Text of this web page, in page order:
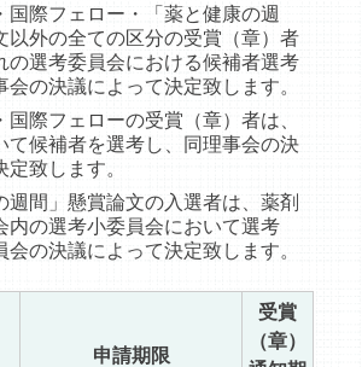
国際フェロー・「薬と健康の週
以外の全ての区分の受賞（章）者
の選考委員会における候補者選考
会の決議によって決定致します。
際フェローの受賞（章）者は、
て候補者を選考し、同理事会の決
致します。
週間」懸賞論文の入選者は、薬剤
内の選考小委員会において選考
会の決議によって決定致します。
申請期限
受賞
（章）